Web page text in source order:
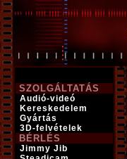
SZOLGÁLTATÁS
Audió-videó
Kereskedelem
Gyártás
3D-felvételek
BÉRLÉS
Jimmy Jib